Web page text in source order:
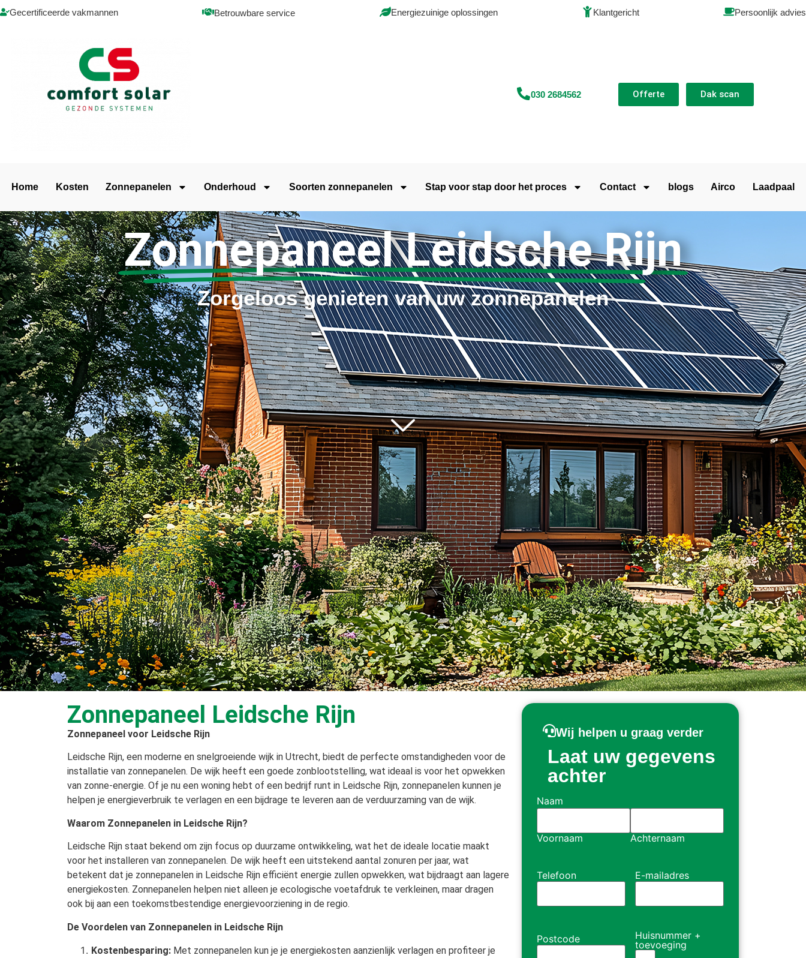
Gecertificeerde vakmannen Betrouwbare service Energiezuinige oplossingen Klantgericht Persoonlijk advies
030 2684562 Offerte Dak scan
Home Kosten Zonnepanelen Onderhoud Soorten zonnepanelen Stap voor stap door het proces Contact blogs Airco Laadpaal
Zonnepaneel Leidsche Rijn
Zorgeloos genieten van uw zonnepanelen
Zonnepaneel Leidsche Rijn
Zonnepaneel voor Leidsche Rijn
Leidsche Rijn, een moderne en snelgroeiende wijk in Utrecht, biedt de perfecte omstandigheden voor de
installatie van zonnepanelen. De wijk heeft een goede zonblootstelling, wat ideaal is voor het opwekken
van zonne-energie. Of je nu een woning hebt of een bedrijf runt in Leidsche Rijn, zonnepanelen kunnen je
helpen je energieverbruik te verlagen en een bijdrage te leveren aan de verduurzaming van de wijk.
Waarom Zonnepanelen in Leidsche Rijn?
Leidsche Rijn staat bekend om zijn focus op duurzame ontwikkeling, wat het de ideale locatie maakt
voor het installeren van zonnepanelen. De wijk heeft een uitstekend aantal zonuren per jaar, wat
betekent dat je zonnepanelen in Leidsche Rijn efficiënt energie zullen opwekken, wat bijdraagt aan lagere
energiekosten. Zonnepanelen helpen niet alleen je ecologische voetafdruk te verkleinen, maar dragen
ook bij aan een toekomstbestendige energievoorziening in de regio.
De Voordelen van Zonnepanelen in Leidsche Rijn
Kostenbesparing: Met zonnepanelen kun je je energiekosten aanzienlijk verlagen en profiteer je
Wij helpen u graag verder
Laat uw gegevens
achter
Naam
Voornaam Achternaam
Telefoon E-mailadres
Postcode
Huisnummer +
toevoeging